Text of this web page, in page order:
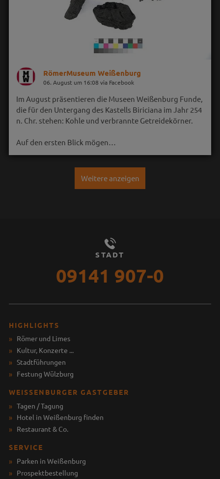
RömerMuseum Weißenburg
06. August um 16:08 via Facebook
Im August präsentieren die Museen Weißenburg Funde,
die für den Untergang des Kastells Biriciana im Jahr 254
n. Chr. stehen: Kohle und verbrannte Getreidekörner.
Auf den ersten Blick mögen…
Weitere anzeigen
STADT
09141 907-0
HIGHLIGHTS
Römer und Limes
Kultur, Konzerte ...
Stadtführungen
Festung Wülzburg
WEISSENBURGER GASTGEBER
Tagen / Tagung
Hotel in Weißenburg finden
Restaurant & Co.
SERVICE
Parken in Weißenburg
Prospektbestellung